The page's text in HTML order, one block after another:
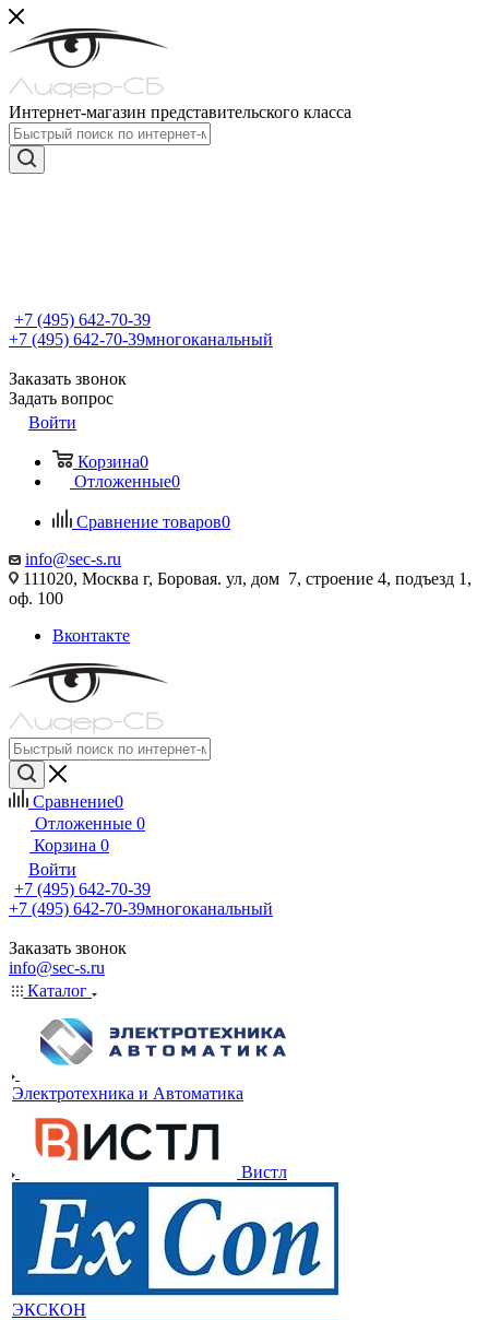
Интернет-магазин представительского класса
+7 (495) 642-70-39
+7 (495) 642-70-39многоканальный
Заказать звонок
Задать вопрос
Войти
Корзина0
Отложенные0
Сравнение товаров0
info@sec-s.ru
111020, Москва г, Боровая. ул, дом 7, строение 4, подъезд 1,
оф. 100
Вконтакте
Сравнение0
Отложенные 0
Корзина 0
Войти
+7 (495) 642-70-39
+7 (495) 642-70-39многоканальный
Заказать звонок
info@sec-s.ru
Каталог
Электротехника и Автоматика
Вистл
ЭКСКОН